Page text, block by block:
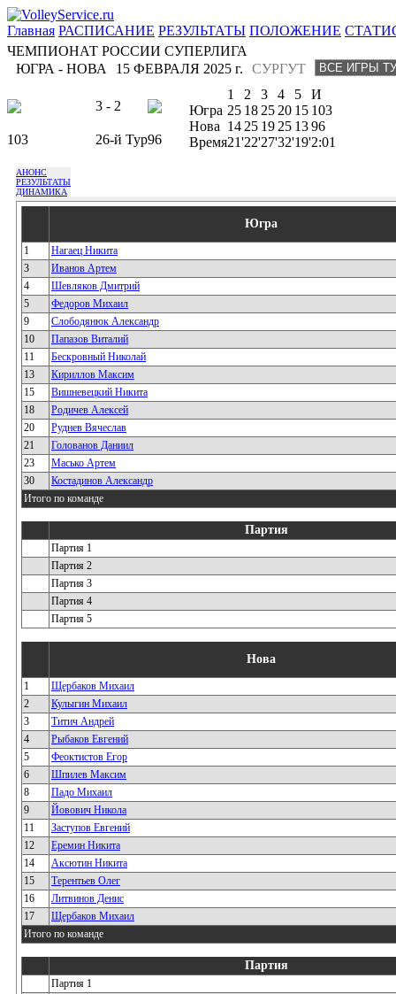
Главная РАСПИСАНИЕ РЕЗУЛЬТАТЫ ПОЛОЖЕНИЕ
ЧЕМПИОНАТ РОССИИ СУПЕРЛИГА
ЮГРА - НОВА
СУРГУТ
15 ФЕВРАЛЯ 2025 г.
3 - 2
103 26-й Тур96
1 2 3 4 5
И
Югра 25 18 25 20 15 103
Нова 14 25 19 25 1396
Время21'22'27'32'19'2:01
АНОНС
РЕЗУЛЬТАТЫ
ДИНАМИКА
Югра
1
Нагаец Никита
3
Иванов Артем
4
Шевляков Дмитрий
5
Федоров Михаил
9
Слободянюк Александр
10
Папазов Виталий
11
Бескровный Николай
13
Кириллов Максим
15
Вишневецкий Никита
18
Родичев Алексей
20
Руднев Вячеслав
21
Голованов Даниил
23
Масько Артем
30
Костадинов Александр
Итого по команде
Партия
Партия 1
Партия 2
Партия 3
Партия 4
Партия 5
Нова
1
Щербаков Михаил
2
Кулыгин Михаил
3
Титич Андрей
4
Рыбаков Евгений
5
Феоктистов Егор
6
Шпилев Максим
8
Падо Михаил
9
Йовович Никола
11
Заступов Евгений
12
Еремин Никита
14
Аксютин Никита
15
Терентьев Олег
16
Литвинов Денис
17
Щербаков Михаил
Итого по команде
Партия
Партия 1